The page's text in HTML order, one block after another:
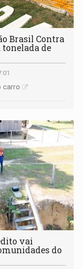
Brasil Contra
tonelada de
carro
vai
do